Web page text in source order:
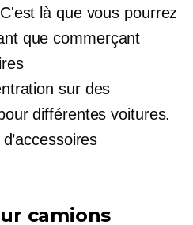
là que vous pourrez
que commerçant
sur des
différentes voitures.
camions